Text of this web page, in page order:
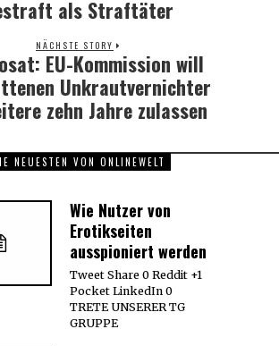
als Straftäter
NÄCHSTE STORY
Next
post:
EU-Kommission will
Unkrautvernichter
zehn Jahre zulassen
NEUESTEN VON ONLINEWELT
Wie Nutzer von
Erotikseiten
ausspioniert werden
Tweet Share 0 Reddit +1
Pocket LinkedIn 0
TRETE UNSERER TG
GRUPPE